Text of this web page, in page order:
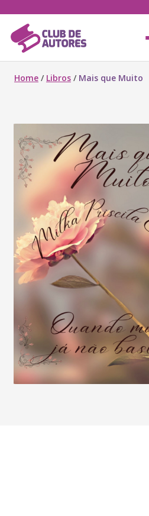
Home / Libros / Mais que Muito